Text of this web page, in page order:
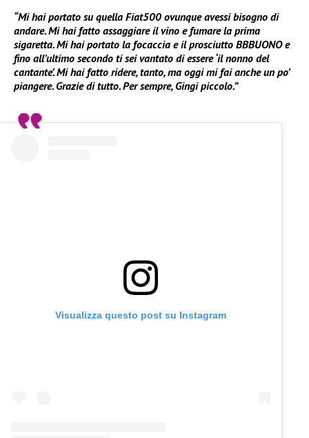
“Mi hai portato su quella Fiat500 ovunque avessi bisogno di
andare. Mi hai fatto assaggiare il vino e fumare la prima
sigaretta. Mi hai portato la focaccia e il prosciutto BBBUONO e
fino all’ultimo secondo ti sei vantato di essere ‘il nonno del
cantante’. Mi hai fatto ridere, tanto, ma oggi mi fai anche un po’
piangere. Grazie di tutto. Per sempre, Gingi piccolo.”
Visualizza questo post su Instagram